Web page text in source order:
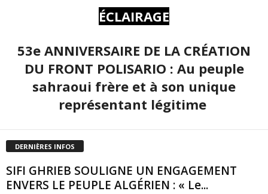
ÉCLAIRAGE
53e ANNIVERSAIRE DE LA CRÉATION
DU FRONT POLISARIO : Au peuple
sahraoui frère et à son unique
représentant légitime
DERNIÈRES INFOS
SIFI GHRIEB SOULIGNE UN ENGAGEMENT
ENVERS LE PEUPLE ALGÉRIEN : « Le...